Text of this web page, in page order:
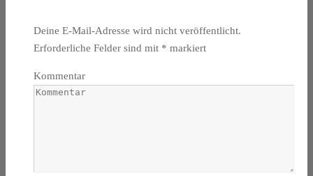
Deine E-Mail-Adresse wird nicht veröffentlicht.
Erforderliche Felder sind mit * markiert
Kommentar